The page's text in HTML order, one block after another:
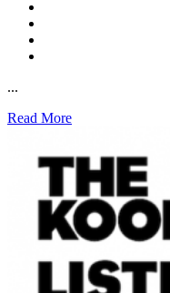
...
Read More